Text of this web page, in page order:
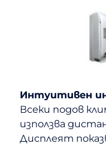
Интуитивен
Всеки подов
използва
Дисплеят